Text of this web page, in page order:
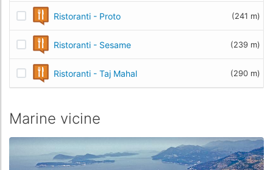
Ristoranti - Proto (241 m)
Ristoranti - Sesame (239 m)
Ristoranti - Taj Mahal (290 m)
Marine vicine